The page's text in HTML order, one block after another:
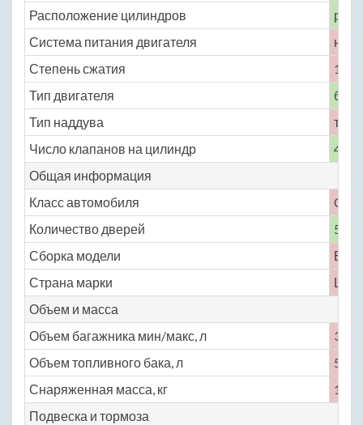
Расположение цилиндров
Система питания двигателя
Степень сжатия
10.5
Тип двигателя
Тип наддува
Число клапанов на цилиндр
4
Общая информация
Класс автомобиля
C
Количество дверей
5
Сборка модели
Страна марки
Объем и масса
Объем багажника мин/макс, л
324
Объем топливного бака, л
57
Снаряженная масса, кг
1569
Подвеска и тормоза